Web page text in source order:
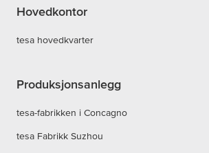
Hovedkontor
tesa hovedkvarter
Produksjonsanlegg
tesa-fabrikken i Concagno
tesa Fabrikk Suzhou